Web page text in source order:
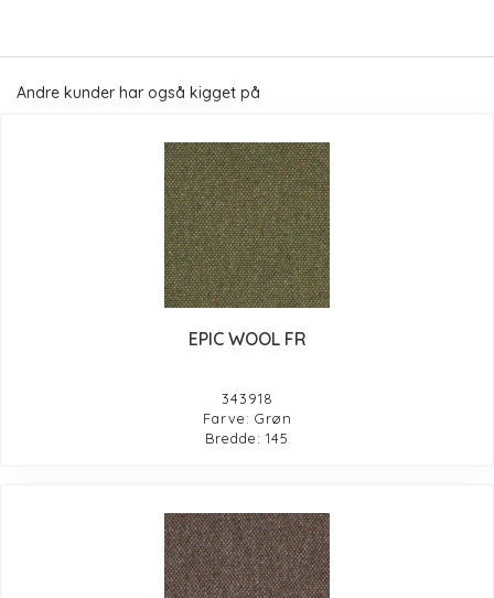
Andre kunder har også kigget på
EPIC WOOL FR
343918
Farve: Grøn
Bredde: 145